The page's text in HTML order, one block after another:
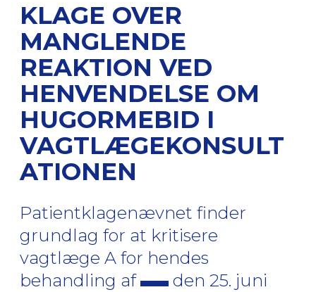
KLAGE OVER
MANGLENDE
REAKTION VED
HENVENDELSE OM
HUGORMEBID I
VAGTLÆGEKONSULT
ATIONEN
Patientklagenævnet finder
grundlag for at kritisere
vagtlæge A for hendes
behandling af
den 25. juni